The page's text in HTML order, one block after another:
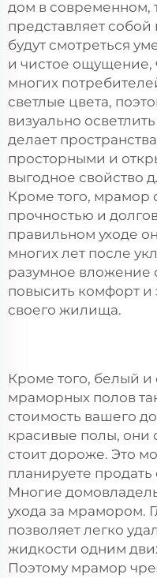
дом в современном,
представляет
будут смотреться
и чистое ощущение,
многих
светлые цвета,
визуально
делает
просторными и
выгодное свойство
Кроме того, мрамор
прочностью и
правильном уходе
многих лет после
разумное вложение
повысить комфорт и
своего жилища.
Кроме того, белый и
мраморных полов
стоимость вашего
красивые полы, они
стоит дороже. Это
планируете
Многие
ухода за мрамором.
позволяет легко
жидкости одним
Поэтому мрамор